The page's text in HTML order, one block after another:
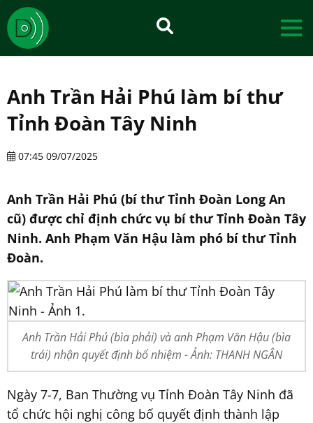
Anh Trần Hải Phú làm bí thư
Tỉnh Đoàn Tây Ninh
07:45 09/07/2025
Anh Trần Hải Phú (bí thư Tỉnh Đoàn Long An
cũ) được chỉ định chức vụ bí thư Tỉnh Đoàn Tây
Ninh. Anh Phạm Văn Hậu làm phó bí thư Tỉnh
Đoàn.
Anh Trần Hải Phú (bìa phải) và anh Phạm Văn Hậu (bìa
trái) nhận quyết định bổ nhiệm - Ảnh: THANH NGÂN
Ngày 7-7, Ban Thường vụ Tỉnh Đoàn Tây Ninh đã
tổ chức hội nghị công bố quyết định thành lập